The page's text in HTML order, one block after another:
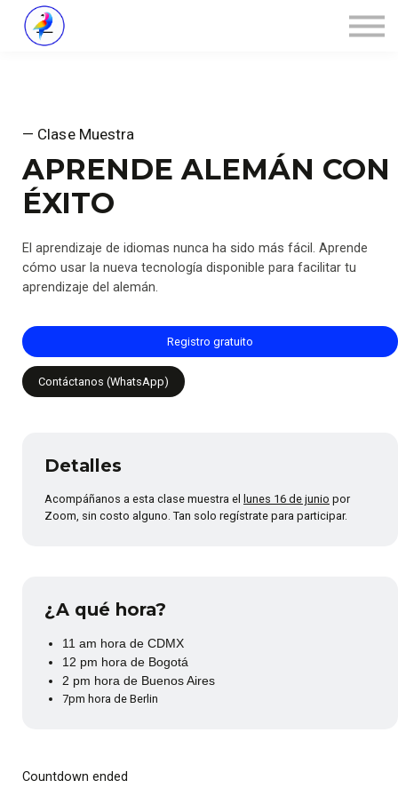
— Clase Muestra
APRENDE ALEMÁN CON
ÉXITO
El aprendizaje de idiomas nunca ha sido más fácil. Aprende
cómo usar la nueva tecnología disponible para facilitar tu
aprendizaje del alemán.
Registro gratuito
Contáctanos (WhatsApp)
Detalles
Acompáñanos a esta clase muestra el lunes 16 de junio por
Zoom, sin costo alguno. Tan solo regístrate para participar.
¿A qué hora?
11 am hora de CDMX
12 pm hora de Bogotá
2 pm hora de Buenos Aires
7pm hora de Berlin
Countdown ended